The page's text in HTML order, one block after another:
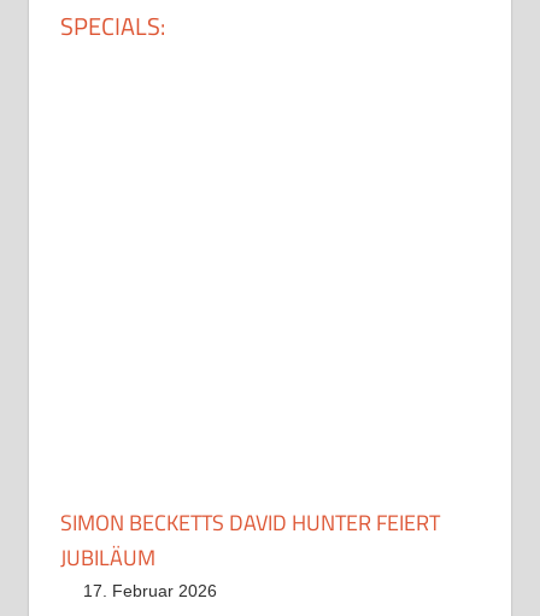
SPECIALS:
SIMON BECKETTS DAVID HUNTER FEIERT
JUBILÄUM
17. Februar 2026